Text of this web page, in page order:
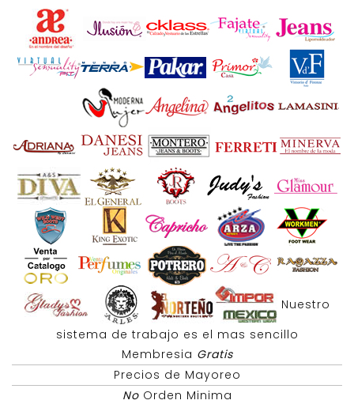
Nuestro
sistema de trabajo es el mas sencillo
Membresia Gratis
Precios de Mayoreo
NoOrden Minima